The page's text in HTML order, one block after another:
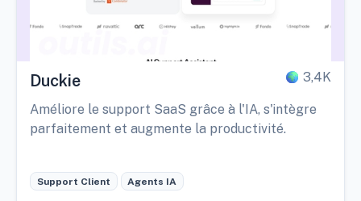
Duckie 3,4K
Améliore le support SaaS grâce à l'IA, s'intègre
parfaitement et augmente la productivité.
Support Client Agents IA